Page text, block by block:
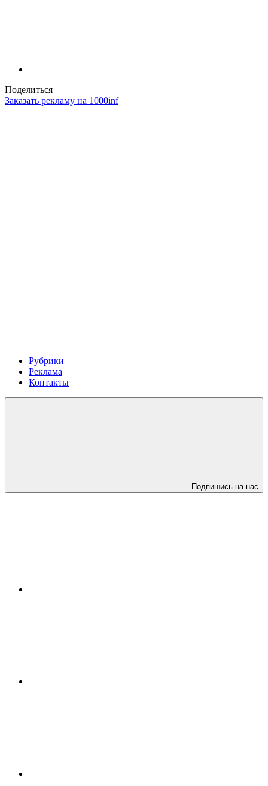
Поделиться
Заказать рекламу на 1000inf
Рубрики
Реклама
Контакты
Подпишись на нас